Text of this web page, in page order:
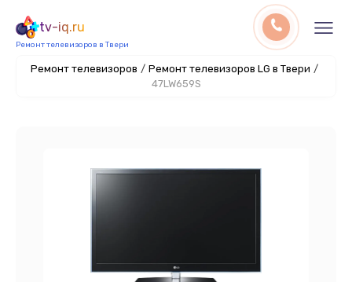
tv-iq.ru
Ремонт телевизоров в Твери
Ремонт телевизоров / Ремонт телевизоров LG в Твери /
47LW659S